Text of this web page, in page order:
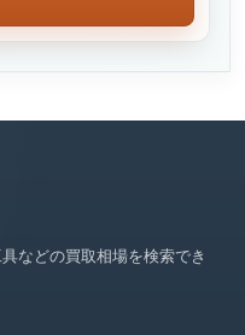
などの買取相場を検索でき